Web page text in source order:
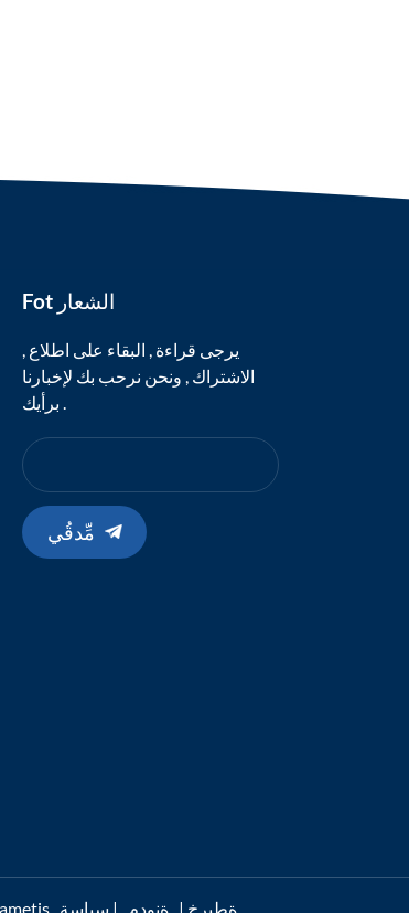
Fot الشعار
يرجى قراءة , البقاء على اطلاع ,
الاشتراك , ونحن نرحب بك لإخبارنا
برأيك .
مِّدقُي
pametis ةطيرخ | ةنودم | سياسة